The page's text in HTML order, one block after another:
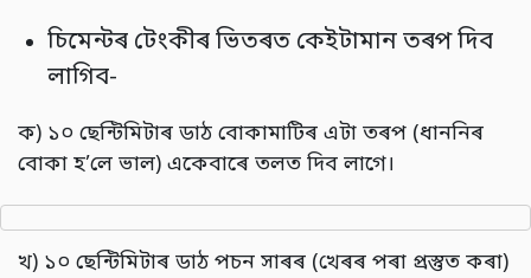
চিমেন্টৰ টেংকীৰ ভিতৰত কেইটামান তৰপ দিব
লাগিব-
ক) ১০ ছেন্টিমিটাৰ ডাঠ বোকামাটিৰ এটা তৰপ (ধাননিৰ
বোকা হ’লে ভাল) একেবাৰে তলত দিব লাগে।
খ) ১০ ছেন্টিমিটাৰ ডাঠ পচন সাৰৰ (খেৰৰ পৰা প্ৰস্তুত কৰা)